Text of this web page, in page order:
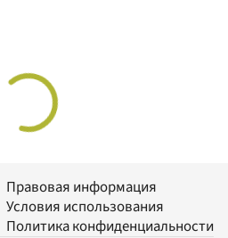
Правовая информация
Условия использования
Политика конфиденциальности